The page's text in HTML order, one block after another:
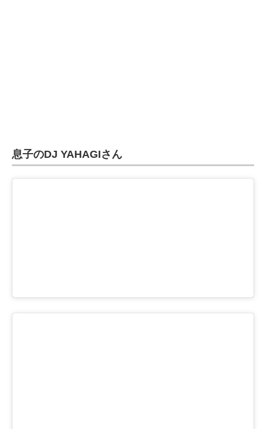
息子のDJ YAHAGIさん